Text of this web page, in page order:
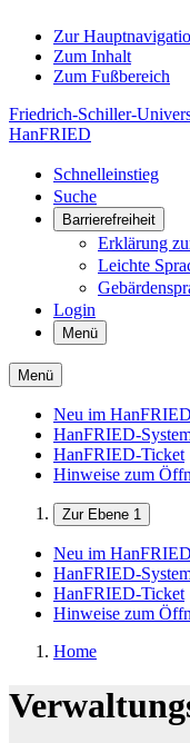
Zur
Zum Inhalt
Zum Fußbereich
Friedrich-Schiller-
HanFRIED
Schnelleinstieg
Suche
Barrierefreiheit
Erklärung
Leichte
Login
Menü
Menü
Neu im HanFRIED
HanFRIED-
HanFRIED-Ticket
Hinweise zum
Zur Ebene 1
Neu im HanFRIED
HanFRIED-
HanFRIED-Ticket
Hinweise zum
Home